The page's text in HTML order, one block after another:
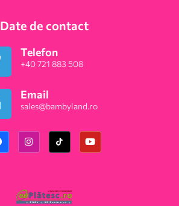
Date de contact
Telefon
+40 721 883 508
Email
sales@bambyland.ro​